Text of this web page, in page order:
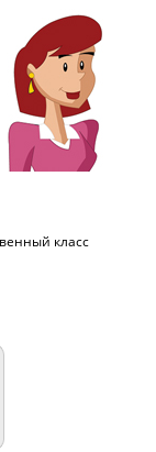
класс